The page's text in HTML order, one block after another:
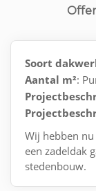
Soort
Aantal m²:
Wij hebben
een zadeldak
stedenbouw.